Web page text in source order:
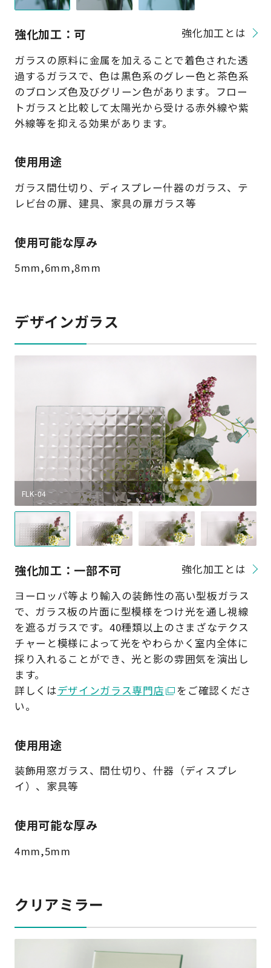
強化加工：可
強化加工とは
ガラスの原料に金属を加えることで着色された透
過するガラスで、色は黒色系のグレー色と茶色系
のブロンズ色及びグリーン色があります。フロー
トガラスと比較して太陽光から受ける赤外線や紫
外線等を抑える効果があります。
使用用途
ガラス間仕切り、ディスプレー什器のガラス、テ
レビ台の扉、建具、家具の扉ガラス等
使用可能な厚み
5mm,6mm,8mm
デザインガラス
FLK-04
強化加工：一部不可
強化加工とは
ヨーロッパ等より輸入の装飾性の高い型板ガラス
で、ガラス板の片面に型模様をつけ光を通し視線
を遮るガラスです。40種類以上のさまざなテクス
チャーと模様によって光をやわらかく室内全体に
採り入れることができ、光と影の雰囲気を演出し
ます。
詳しくはデザインガラス専門店
をご確認くださ
い。
使用用途
装飾用窓ガラス、間仕切り、什器（ディスプレ
イ）、家具等
使用可能な厚み
4mm,5mm
クリアミラー